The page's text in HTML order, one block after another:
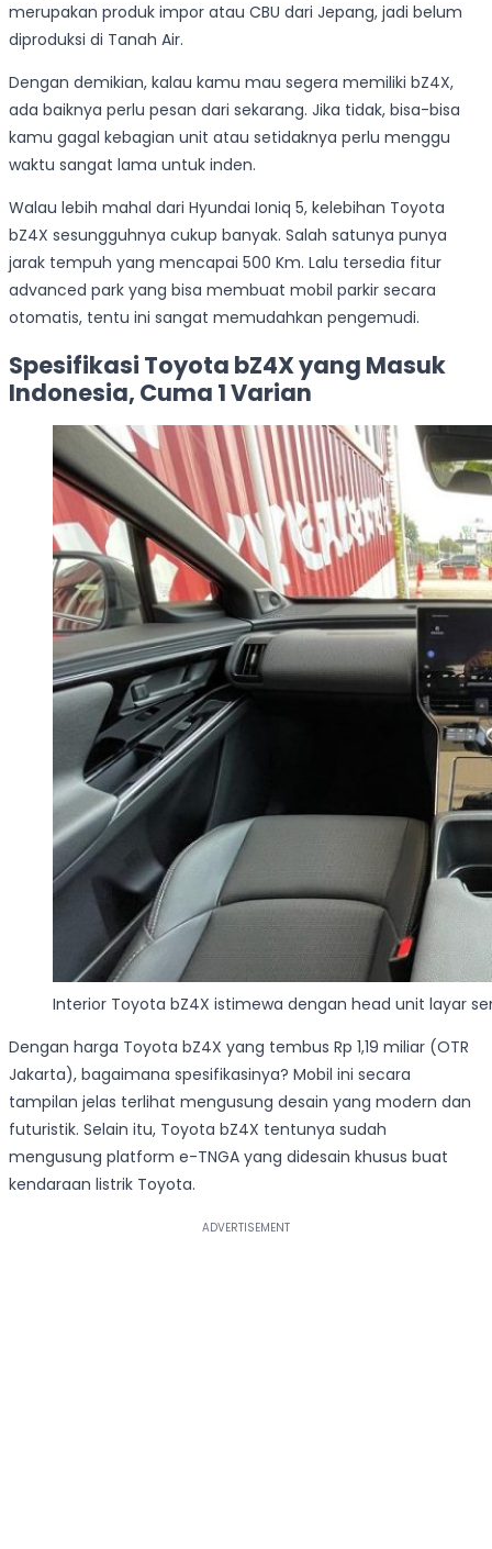
merupakan produk impor atau CBU dari Jepang, jadi belum
diproduksi di Tanah Air.
Dengan demikian, kalau kamu mau segera memiliki bZ4X,
ada baiknya perlu pesan dari sekarang. Jika tidak, bisa-bisa
kamu gagal kebagian unit atau setidaknya perlu menggu
waktu sangat lama untuk inden.
Walau lebih mahal dari Hyundai Ioniq 5, kelebihan Toyota
bZ4X sesungguhnya cukup banyak. Salah satunya punya
jarak tempuh yang mencapai 500 Km. Lalu tersedia fitur
advanced park yang bisa membuat mobil parkir secara
otomatis, tentu ini sangat memudahkan pengemudi.
Spesifikasi Toyota bZ4X yang Masuk
Indonesia, Cuma 1 Varian
Interior Toyota bZ4X istimewa dengan head unit layar
Dengan harga Toyota bZ4X yang tembus Rp 1,19 miliar (OTR
Jakarta), bagaimana spesifikasinya? Mobil ini secara
tampilan jelas terlihat mengusung desain yang modern dan
futuristik. Selain itu, Toyota bZ4X tentunya sudah
mengusung platform e-TNGA yang didesain khusus buat
kendaraan listrik Toyota.